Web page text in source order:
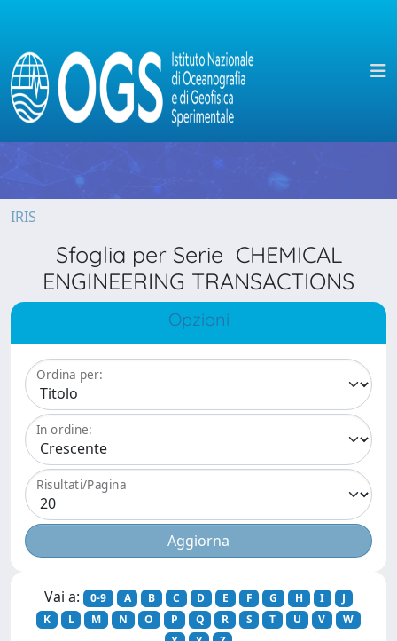
IRIS
Sfoglia per Serie CHEMICAL
ENGINEERING TRANSACTIONS
Opzioni
Ordina per:
In ordine:
Risultati/Pagina
Vai a: 0-9 A B C D E F G H I
J
K
L M N O P Q R S T U V
W